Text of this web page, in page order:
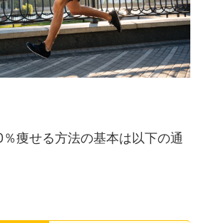
痩せる方法の基本は以下の通